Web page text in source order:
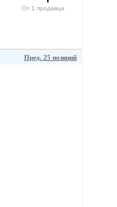
От 1 продавца
Пред. 25 позиций